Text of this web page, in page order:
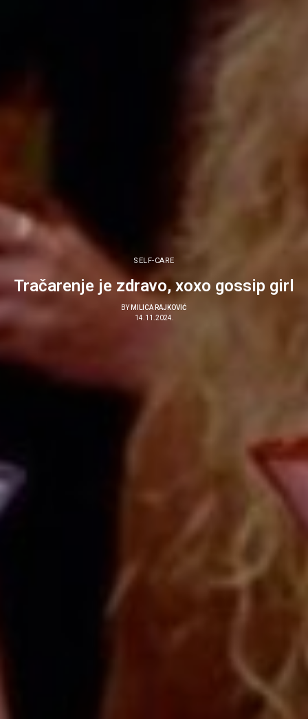
SELF-CARE
Tračarenje je zdravo, xoxo gossip girl
BY MILICA RAJKOVIĆ
14.11.2024.